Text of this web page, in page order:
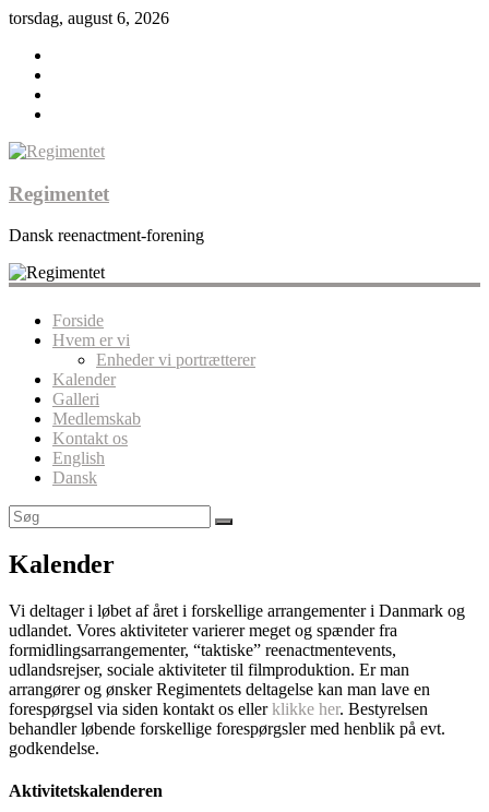
torsdag, august 6, 2026
Regimentet
Dansk reenactment-forening
Forside
Hvem er vi
Enheder vi portrætterer
Kalender
Galleri
Medlemskab
Kontakt os
English
Dansk
Kalender
Vi deltager i løbet af året i forskellige arrangementer i Danmark og
udlandet. Vores aktiviteter varierer meget og spænder fra
formidlingsarrangementer, “taktiske” reenactmentevents,
udlandsrejser, sociale aktiviteter til filmproduktion. Er man
arrangører og ønsker Regimentets deltagelse kan man lave en
forespørgsel via siden kontakt os ellerklikke her. Bestyrelsen
behandler løbende forskellige forespørgsler med henblik på evt.
godkendelse.
Aktivitetskalenderen